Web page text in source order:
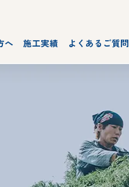
へ 施工実績 よくあるご質問